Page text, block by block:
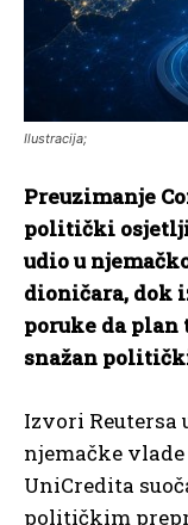
Ilustracija;
Preuzimanje
politički
udio u
dioničara, dok
poruke da
snažan
Izvori Reutersa
njemačke
UniCredita
političkim